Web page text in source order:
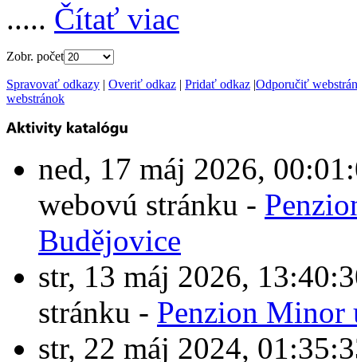
..... Čítať viac
Zobr. počet
Spravovať odkazy | Overiť odkaz | Pridať odkaz |Odporučiť
webstránok
ned, 17 máj 2026,
webovú stránku -
Budějovice
str, 13 máj 2026,
stránku - Penzion Minor
str, 22 máj 2024,